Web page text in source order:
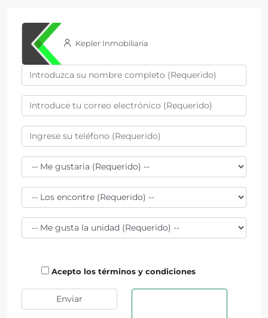
Kepler Inmobiliaria
Acepto los términos y condiciones